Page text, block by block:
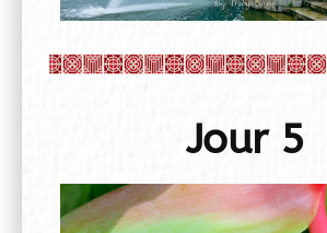
Jour 5